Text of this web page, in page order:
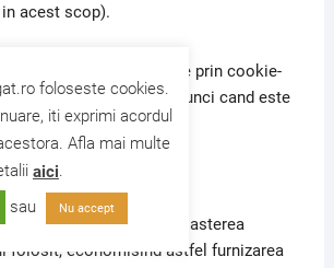
acest scop).
fi, de asemenea, colectate prin cookie-
consimtamantul dvs. atunci cand este
dvs. pe site-ul
prin:
site-ului nostru de recunoasterea
folosit, economisind astfel furnizarea
foloseste cookies.
iti exprimi acordul
Afla mai multe
aici.
sau Nu accept